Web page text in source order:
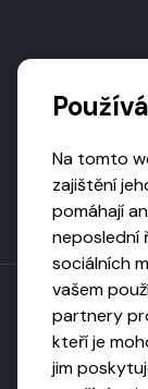
Toto
Uveďte
Na tomto
zajištění
pomáhají
neposlední
sociálních
vašem
partnery
kteří je
jim